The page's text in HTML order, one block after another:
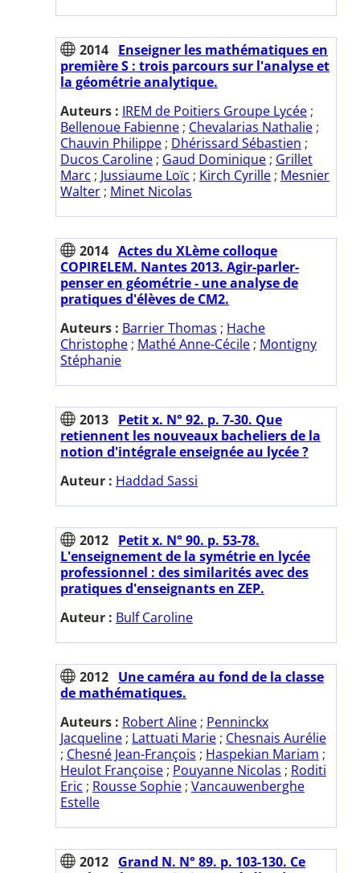
2014 Enseigner les mathématiques en
première S : trois parcours sur l'analyse et
la géométrie analytique.
Auteurs : IREM de Poitiers Groupe Lycée ;
Bellenoue Fabienne ; Chevalarias Nathalie ;
Chauvin Philippe ; Dhérissard Sébastien ;
Ducos Caroline ; Gaud Dominique ; Grillet
Marc ; Jussiaume Loïc ; Kirch Cyrille ; Mesnier
Walter ; Minet Nicolas
2014 Actes du XLème colloque
COPIRELEM. Nantes 2013. Agir-parler-
penser en géométrie - une analyse de
pratiques d'élèves de CM2.
Auteurs : Barrier Thomas ; Hache
Christophe ; Mathé Anne-Cécile ; Montigny
Stéphanie
2013 Petit x. N° 92. p. 7-30. Que
retiennent les nouveaux bacheliers de la
notion d'intégrale enseignée au lycée ?
Auteur : Haddad Sassi
2012 Petit x. N° 90. p. 53-78.
L'enseignement de la symétrie en lycée
professionnel : des similarités avec des
pratiques d'enseignants en ZEP.
Auteur : Bulf Caroline
2012 Une caméra au fond de la classe
de mathématiques.
Auteurs : Robert Aline ; Penninckx
Jacqueline ; Lattuati Marie ; Chesnais Aurélie
; Chesné Jean-François ; Haspekian Mariam ;
Heulot Françoise ; Pouyanne Nicolas ; Roditi
Eric ; Rousse Sophie ; Vancauwenberghe
Estelle
2012 Grand N. N° 89. p. 103-130. Ce